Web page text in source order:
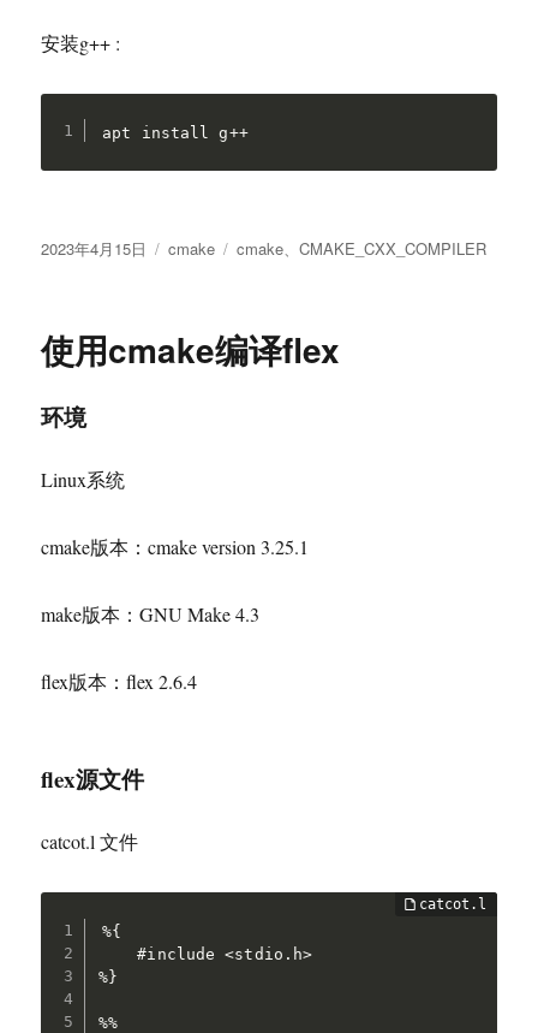
安装g++ :
apt install g++
发
2023年4月15日
分
cmake
标
cmake、CMAKE_CXX_COMPILER
使用cmake编译flex
环境
Linux系统
cmake版本：cmake version 3.25.1
make版本：GNU Make 4.3
flex版本：flex 2.6.4
flex源文件
catcot.l 文件
%{
    #include <stdio.h>
%}
%%